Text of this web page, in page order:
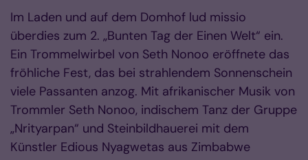
Im Laden und auf dem Domhof lud missio
überdies zum 2. „Bunten Tag der Einen Welt“ ein.
Ein Trommelwirbel von Seth Nonoo eröffnete das
fröhliche Fest, das bei strahlendem Sonnenschein
viele Passanten anzog. Mit afrikanischer Musik von
Trommler Seth Nonoo, indischem Tanz der Gruppe
„Nrityarpan“ und Steinbildhauerei mit dem
Künstler Edious Nyagwetas aus Zimbabwe